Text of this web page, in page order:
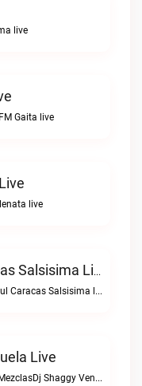
live
Gaita live
live
Salsa Baul Caracas Salsisima Live
Lo mas sabrosoSalsa Baul Caracas Salsisima live
Live
El Cerebro Digital de las MezclasDj Shaggy Venezuela live